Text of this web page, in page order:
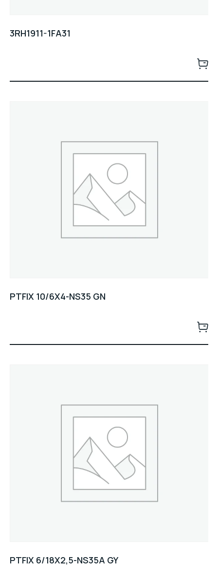
3RH1911-1FA31
PTFIX 10/6X4-NS35 GN
PTFIX 6/18X2,5-NS35A GY